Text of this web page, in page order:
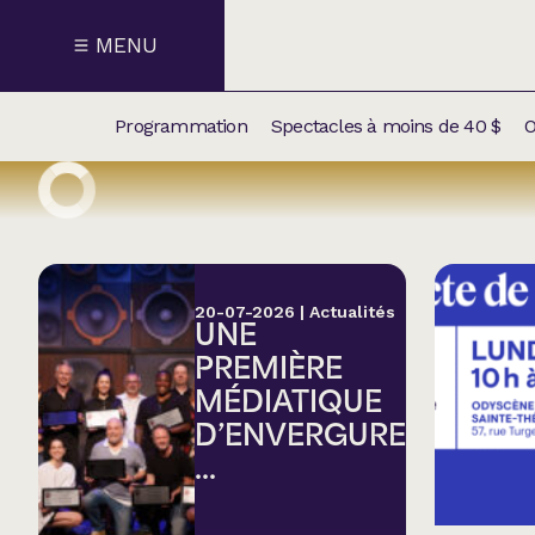
MENU
NOS
Humour
Programmation Spectacles à moins de 40 $
20-07-2026 | Actualités
UNE
PREMIÈRE
MÉDIATIQUE
D’ENVERGURE
...